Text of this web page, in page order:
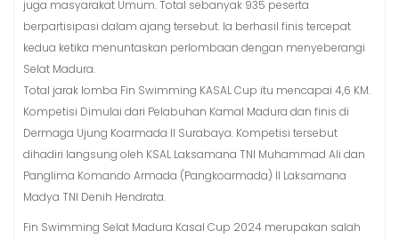
juga masyarakat Umum. Total sebanyak 935 peserta
berpartisipasi dalam ajang tersebut. Ia berhasil finis tercepat
kedua ketika menuntaskan perlombaan dengan menyeberangi
Selat Madura.
Total jarak lomba Fin Swimming KASAL Cup itu mencapai 4,6 KM.
Kompetisi Dimulai dari Pelabuhan Kamal Madura dan finis di
Dermaga Ujung Koarmada II Surabaya. Kompetisi tersebut
dihadiri langsung oleh KSAL Laksamana TNI Muhammad Ali dan
Panglima Komando Armada (Pangkoarmada) II Laksamana
Madya TNI Denih Hendrata.
Fin Swimming Selat Madura Kasal Cup 2024 merupakan salah